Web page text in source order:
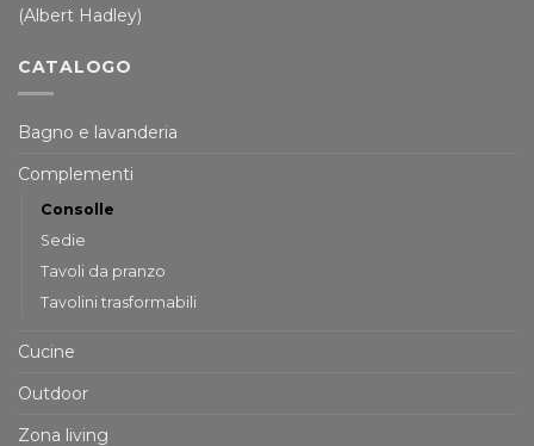
(Albert Hadley)
CATALOGO
Bagno e lavanderia
Complementi
Consolle
Sedie
Tavoli da pranzo
Tavolini trasformabili
Cucine
Outdoor
Zona living